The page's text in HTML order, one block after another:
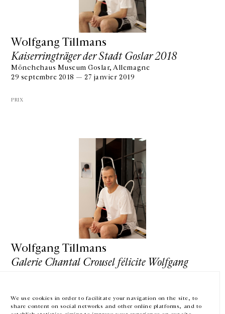
We use cookies in order to facilitate your navigation on the site, to
share content on social networks and other online platforms, and to
Wolfgang Tillmans
Kaiserringträger der Stadt Goslar 2018
Mönchehaus Museum Goslar, Allemagne
29 septembre 2018 — 27 janvier 2019
PRIX
Wolfgang Tillmans
Galerie Chantal Crousel félicite Wolfgang
Fondation Hasselblad, Göteborg
30 novembre 2015
GALERIE CHANTAL CROUSEL
LE SAMEDI
11H-19H
EN FR 中文 Facebook Instagram